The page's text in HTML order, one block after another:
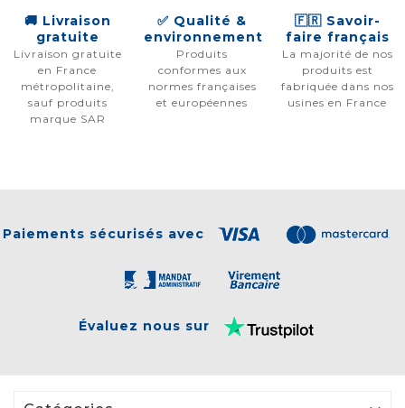
🚚 Livraison
gratuite
Livraison gratuite
en France
métropolitaine,
sauf produits
marque SAR
✅ Qualité &
environnement
Produits
conformes aux
normes françaises
et européennes
🇫🇷 Savoir-
faire français
La majorité de nos
produits est
fabriquée dans nos
usines en France
Paiements sécurisés avec
Évaluez nous sur